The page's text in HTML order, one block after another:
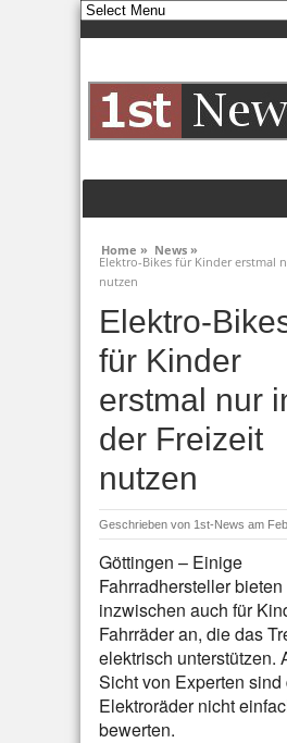
Home » News »
Elektro-Bikes für Kinder erstmal
nutzen
Elektro-
für Kinder
erstmal nur
der Freizeit
nutzen
Geschrieben von 1st-News am
Göttingen – Einige
Fahrradhersteller bieten
inzwischen auch für
Fahrräder an, die das
elektrisch unterstützen.
Sicht von Experten sind
Elektroräder nicht
bewerten.